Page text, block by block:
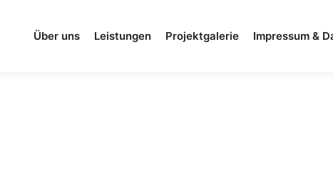
Über uns Leistungen Projektgalerie Impressum &